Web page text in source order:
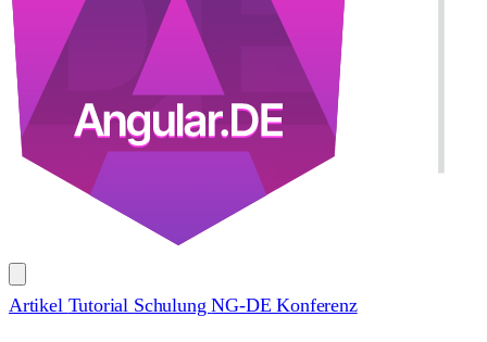
Artikel Tutorial SchulungNG-DE Konferenz